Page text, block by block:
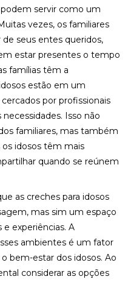
servir como um
vezes, os familiares
seus entes queridos,
estar presentes o tempo
famílias têm a
estão em um
por profissionais
Isso não
familiares, mas também
os idosos têm mais
quando se reúnem
as creches para idosos
mas sim um espaço
experiências. A
ambientes é um fator
bem-estar dos idosos. Ao
considerar as opções